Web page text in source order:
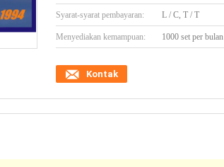
Syarat-syarat pembayaran: L / C, T / T
Menyediakan kemampuan: 1000 set per bulan
Kontak